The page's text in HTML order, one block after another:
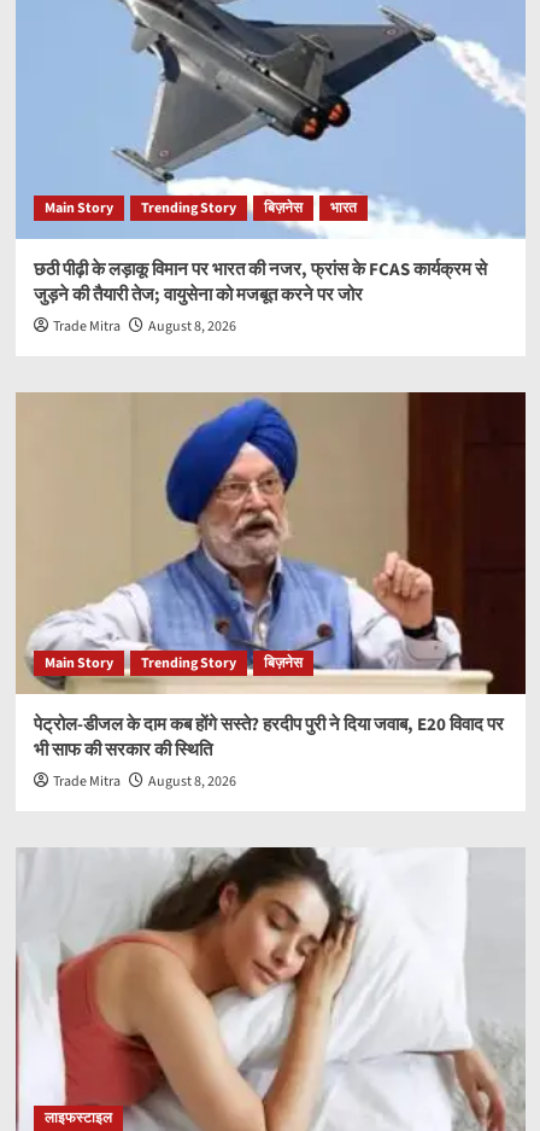
Main Story Trending Story बिज़नेस भारत
छठी पीढ़ी के लड़ाकू विमान पर भारत की नजर, फ्रांस के FCAS कार्यक्रम से
जुड़ने की तैयारी तेज; वायुसेना को मजबूत करने पर जोर
Trade Mitra August 8, 2026
Main Story Trending Story बिज़नेस
पेट्रोल-डीजल के दाम कब होंगे सस्ते? हरदीप पुरी ने दिया जवाब, E20 विवाद पर
भी साफ की सरकार की स्थिति
Trade Mitra August 8, 2026
लाइफस्टाइल